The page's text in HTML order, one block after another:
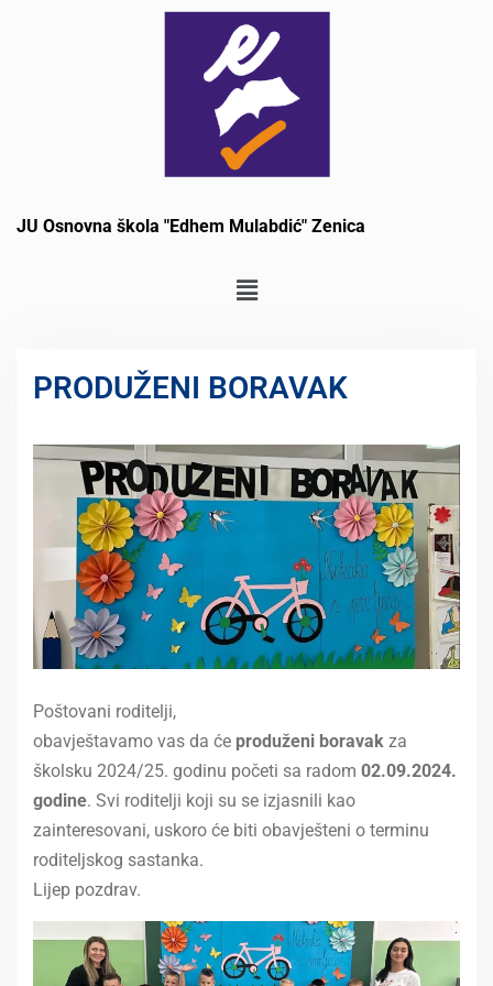
JU Osnovna škola "Edhem Mulabdić" Zenica
PRODUŽENI BORAVAK
Poštovani roditelji,
obavještavamo vas da će produženi boravak za
školsku 2024/25. godinu početi sa radom 02.09.2024.
godine. Svi roditelji koji su se izjasnili kao
zainteresovani, uskoro će biti obavješteni o terminu
roditeljskog sastanka.
Lijep pozdrav.